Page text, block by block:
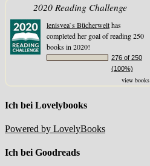
2020 Reading Challenge
lenisvea`s Bücherwelthas
completed her goal of reading 250
books in 2020!
276 of 250
(100%)
view books
Ich bei Lovelybooks
Powered by LovelyBooks
Ich bei Goodreads